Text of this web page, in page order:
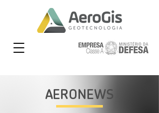
AERONEWS